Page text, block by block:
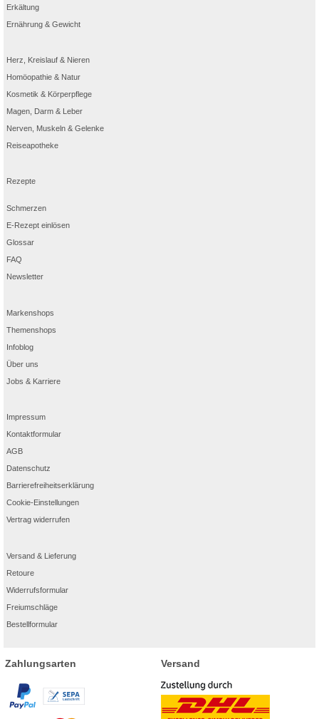
Erkältung
Ernährung & Gewicht
Herz, Kreislauf & Nieren
Homöopathie & Natur
Kosmetik & Körperpflege
Magen, Darm & Leber
Nerven, Muskeln & Gelenke
Reiseapotheke
Rezepte
Schmerzen
E-Rezept einlösen
Glossar
FAQ
Newsletter
Markenshops
Themenshops
Infoblog
Über uns
Jobs & Karriere
Impressum
Kontaktformular
AGB
Datenschutz
Barrierefreiheitserklärung
Cookie-Einstellungen
Vertrag widerrufen
Versand & Lieferung
Retoure
Widerrufsformular
Freiumschläge
Bestellformular
Zahlungsarten Versand